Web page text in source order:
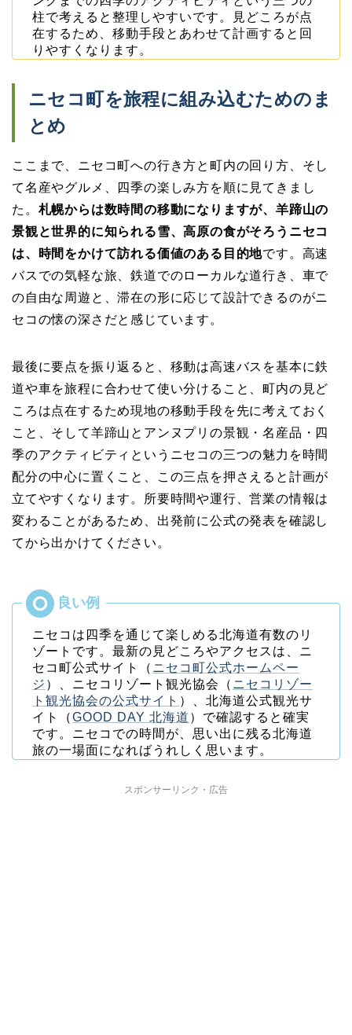
柱で考えると整理しやすいです。見どころが点
在するため、移動手段とあわせて計画すると回
りやすくなります。
ニセコ町を旅程に組み込むためのま
とめ
ここまで、ニセコ町への行き方と町内の回り方、そし
て名産やグルメ、四季の楽しみ方を順に見てきまし
た。 札幌からは数時間の移動になりますが、羊蹄山の
景観と世界的に知られる雪、高原の食がそろうニセコ
は、時間をかけて訪れる価値のある目的地です。高速
バスでの気軽な旅、鉄道でのローカルな道行き、車で
の自由な周遊と、滞在の形に応じて設計できるのがニ
セコの懐の深さだと感じています。
最後に要点を振り返ると、移動は高速バスを基本に鉄
道や車を旅程に合わせて使い分けること、町内の見ど
ころは点在するため現地の移動手段を先に考えておく
こと、そして羊蹄山とアンヌプリの景観・名産品・四
季のアクティビティというニセコの三つの魅力を時間
配分の中心に置くこと、この三点を押さえると計画が
立てやすくなります。所要時間や運行、営業の情報は
変わることがあるため、出発前に公式の発表を確認し
てから出かけてください。
ニセコは四季を通じて楽しめる北海道有数のリ
ゾートです。最新の見どころやアクセスは、ニ
セコ町公式サイト（ ニセコ町公式ホームペー
ジ ）、ニセコリゾート観光協会（ ニセコリゾー
ト観光協会の公式サイト ）、北海道公式観光サ
イト（GOOD DAY 北海道 ）で確認すると確実
です。ニセコでの時間が、思い出に残る北海道
旅の一場面になればうれしく思います。
スポンサーリンク・広告